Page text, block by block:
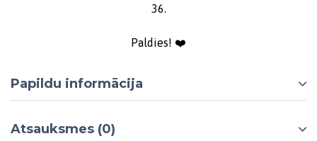
36.
Paldies! ❤️
Papildu informācija
Atsauksmes (0)